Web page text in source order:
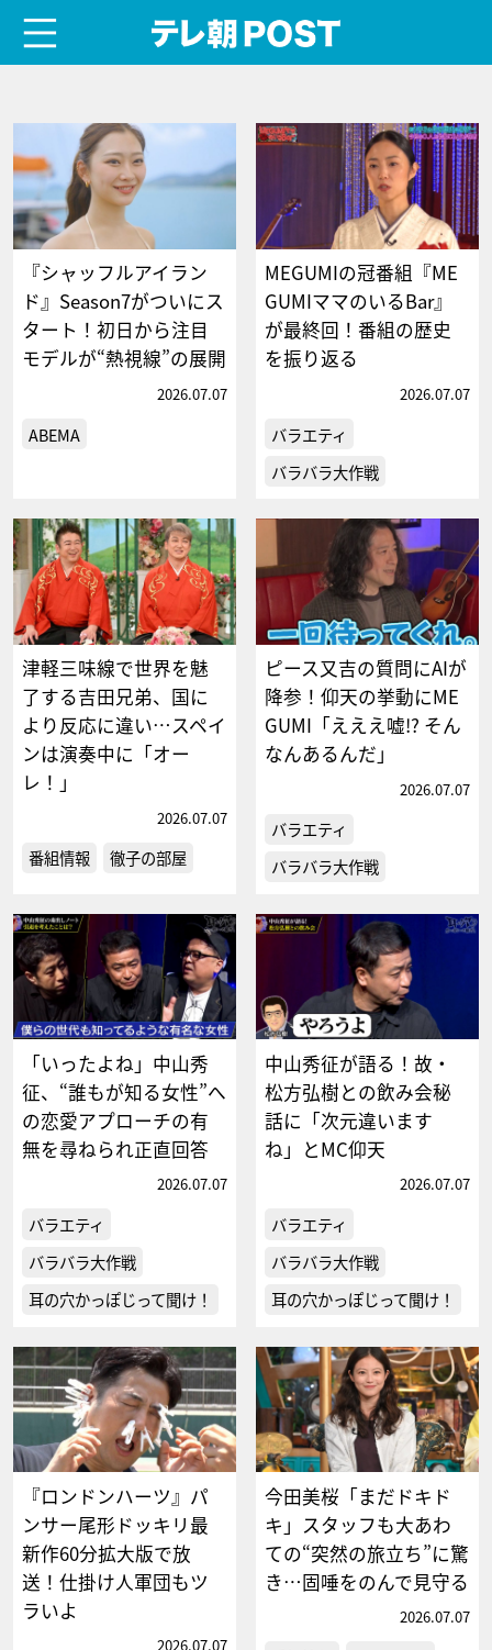
『シャッフルアイラン
ド』Season7がついにス
タート！初日から注目
モデルが“熱視線”の展開
2026.07.07
ABEMA
MEGUMIの冠番組『ME
GUMIママのいるBar』
が最終回！番組の歴史
を振り返る
2026.07.07
バラエティ
バラバラ大作戦
津軽三味線で世界を魅
了する吉田兄弟、国に
より反応に違い…スペイ
ンは演奏中に「オー
レ！」
2026.07.07
番組情報 徹子の部屋
ピース又吉の質問にAIが
降参！仰天の挙動にME
GUMI「えええ嘘!? そん
なんあるんだ」
2026.07.07
バラエティ
バラバラ大作戦
「いったよね」中山秀
征、“誰もが知る女性”へ
の恋愛アプローチの有
無を尋ねられ正直回答
2026.07.07
バラエティ
バラバラ大作戦
耳の穴かっぽじって聞け！
中山秀征が語る！故・
松方弘樹との飲み会秘
話に「次元違います
ね」とMC仰天
2026.07.07
バラエティ
バラバラ大作戦
耳の穴かっぽじって聞け！
『ロンドンハーツ』パ
ンサー尾形ドッキリ最
新作60分拡大版で放
送！仕掛け人軍団もツ
ラいよ
2026.07.07
今田美桜「まだドキド
キ」スタッフも大あわ
ての“突然の旅立ち”に驚
き…固唾をのんで見守る
2026.07.07